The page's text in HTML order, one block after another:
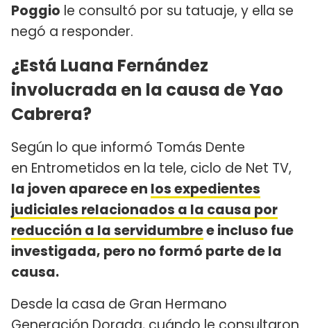
Poggio le consultó por su tatuaje, y ella se
negó a responder.
¿Está Luana Fernández
involucrada en la causa de Yao
Cabrera?
Según lo que informó Tomás Dente
en Entrometidos en la tele, ciclo de Net TV,
la joven aparece en los expedientes
judiciales relacionados a la causa por
reducción a la servidumbree incluso fue
investigada, pero no formó parte de la
causa.
Desde la casa de Gran Hermano